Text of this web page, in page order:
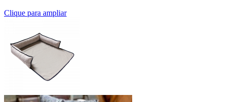
Clique para ampliar